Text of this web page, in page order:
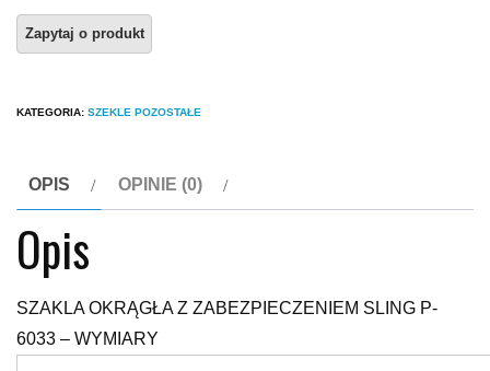
KATEGORIA: SZEKLE POZOSTAŁE
OPIS OPINIE (0)
Opis
SZAKLA OKRĄGŁA Z ZABEZPIECZENIEM SLING P-
6033 – WYMIARY